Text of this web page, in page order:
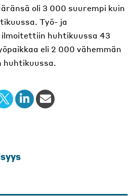
oli 3 000 suurempi kuin
Työ- ja
huhtikuussa 43
eli 2 000 vähemmän
huhtikuussa.